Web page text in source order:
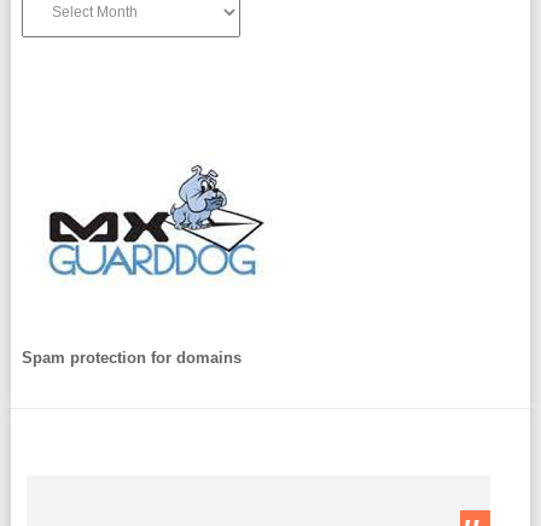
Spam protection for domains